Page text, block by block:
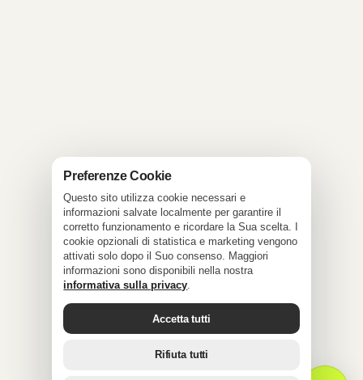
Preferenze Cookie
Questo sito utilizza cookie necessari e
informazioni salvate localmente per garantire il
corretto funzionamento e ricordare la Sua scelta. I
cookie opzionali di statistica e marketing vengono
attivati solo dopo il Suo consenso. Maggiori
informazioni sono disponibili nella nostra
informativa sulla privacy
Accetta tutti
Rifiuta tutti